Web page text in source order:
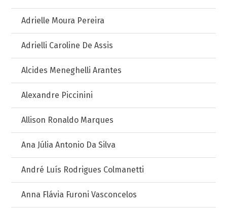
Adrielle Moura Pereira
Adrielli Caroline De Assis
Alcides Meneghelli Arantes
Alexandre Piccinini
Allison Ronaldo Marques
Ana Júlia Antonio Da Silva
André Luís Rodrigues Colmanetti
Anna Flávia Furoni Vasconcelos